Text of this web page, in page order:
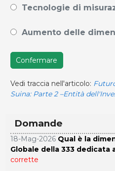
Tecnologie di
Aumento delle
Confermare
Vedi traccia nell'articolo:
Suina: Parte 2 –Entità
Domande
18-Mag-2026 Qual è la
Globale della 333 dedicata
corrette